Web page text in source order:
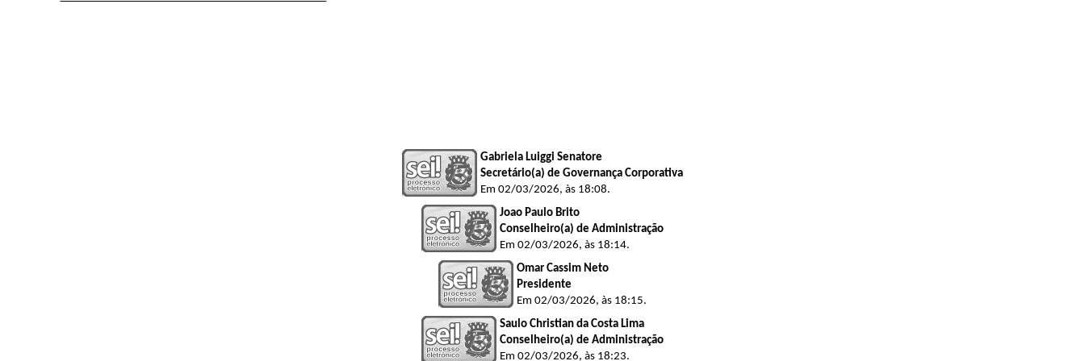
Gabriela Luiggi Senatore
Secretário(a) de Governança Corporativa
Em 02/03/2026, às 18:08.
Joao Paulo Brito
Conselheiro(a) de Administração
Em 02/03/2026, às 18:14.
Omar Cassim Neto
Presidente
Em 02/03/2026, às 18:15.
Saulo Christian da Costa Lima
Conselheiro(a) de Administração
Em 02/03/2026, às 18:23.